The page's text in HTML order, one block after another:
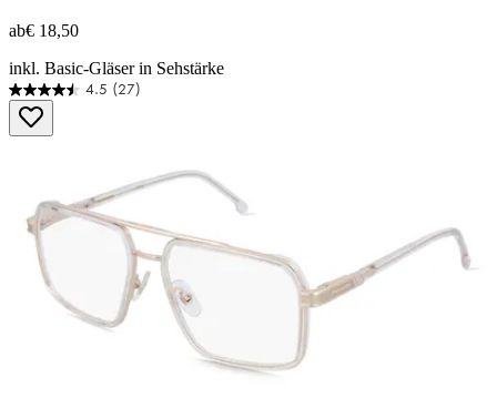
ab€ 18,50
inkl. Basic-Gläser in Sehstärke
4.5 (27)
4.5
von
5
Bewertungen